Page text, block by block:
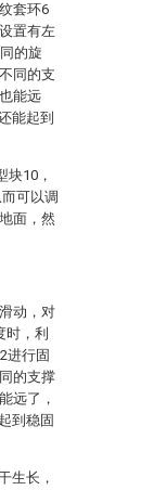
套环6
置有左
的旋
同的支
能远
能起到
块10，
可以调
面，然
动，对
时，利
进行固
的支撑
远了，
到稳固
生长，